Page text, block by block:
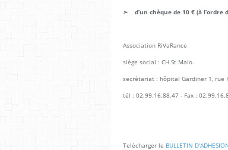
➢ d’un chèque de 10 € (à l’ordre
Association RiVaRance
siège social : CH St Malo.
secrétariat : hôpital Gardiner 1, rue
tél : 02.99.16.88.47 - Fax :
Telécharger le BULLETIN